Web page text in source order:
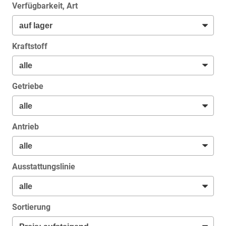
Verfügbarkeit, Art
Kraftstoff
Getriebe
Antrieb
Ausstattungslinie
Sortierung